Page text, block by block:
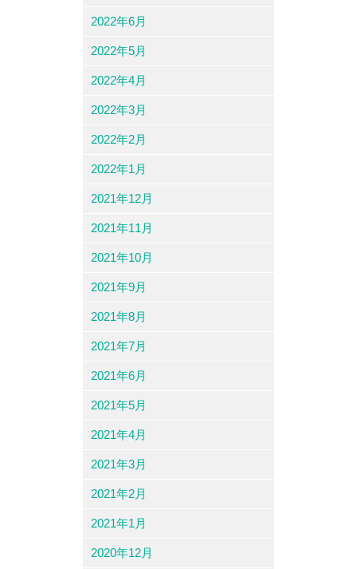
2022年6月
2022年5月
2022年4月
2022年3月
2022年2月
2022年1月
2021年12月
2021年11月
2021年10月
2021年9月
2021年8月
2021年7月
2021年6月
2021年5月
2021年4月
2021年3月
2021年2月
2021年1月
2020年12月